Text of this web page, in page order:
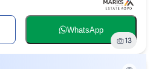
WhatsApp
13